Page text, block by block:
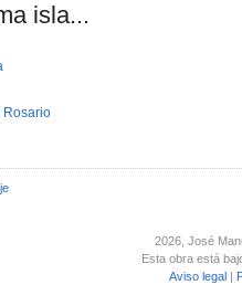
isla...
Rosario
2026, José
Esta obra está
Aviso legal |